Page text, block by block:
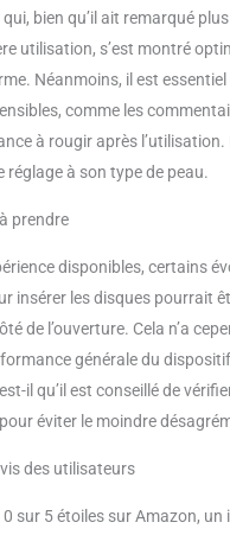
bien qu’il ait remarqué
utilisation, s’est montré
Néanmoins, il est essentiel
comme les
à rougir après l’utilisation.
réglage à son type de peau.
prendre
disponibles, certains
insérer les disques pourrait
de l’ouverture. Cela n’a
générale du
il qu’il est conseillé de
éviter le moindre
des utilisateurs
0 sur 5 étoiles sur Amazon,